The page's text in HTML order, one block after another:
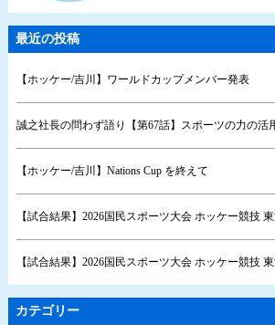
最近の投稿
【ホッケー/吉川】ワールドカップメンバー発表
誠之社長の問わず語り【第67話】スポーツの力の活
【ホッケー/吉川】Nations Cup を終えて
【試合結果】2026国民スポーツ大会 ホッケー競技
【試合結果】2026国民スポーツ大会 ホッケー競技
カテゴリー